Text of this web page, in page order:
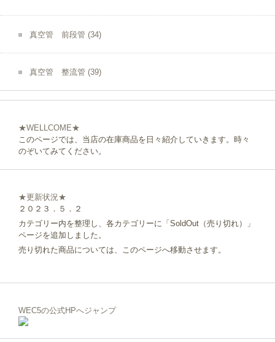
真空管 前段管 (34)
真空管 整流管 (39)
★WELLCOME★
このページでは、当店の在庫商品を日々紹介していきます。時々
のぞいてみてください。
★更新状況★
２０２３．５．２
カテゴリー内を整理し、各カテゴリーに「SoldOut（売り切れ）」
ページを追加しました。
売り切れた商品については、このページへ移動させます。
WEC5の公式HPへジャンプ